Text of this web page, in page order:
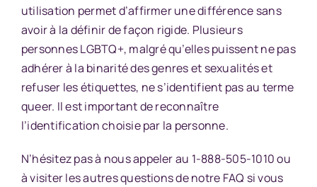
utilisation permet d’affirmer une différence sans
avoir à la définir de façon rigide. Plusieurs
personnes LGBTQ+, malgré qu’elles puissent ne pas
adhérer à la binarité des genres et sexualités et
refuser les étiquettes, ne s’identifient pas au terme
queer. Il est important de reconnaître
l’identification choisie par la personne.
N’hésitez pas à nous appeler au 1-888-505-1010 ou
à visiter les autres questions denotre FAQ si vous